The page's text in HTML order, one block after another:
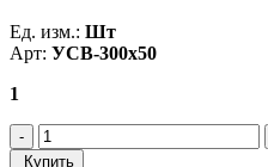
Ед. изм.: Шт
Арт: УСВ-300х50
1
Купить